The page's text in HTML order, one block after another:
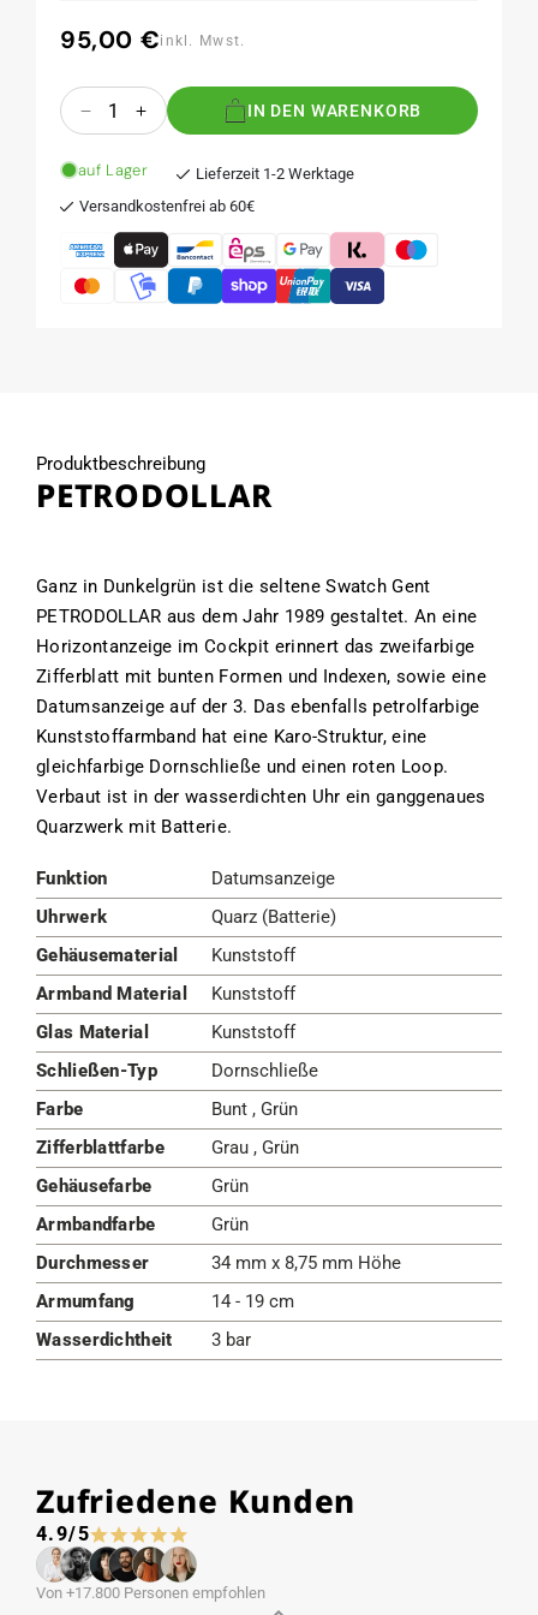
Normaler
95,00 €inkl. Mwst.
Anzahl
Verringere
Menge
für
Erhöhe
Menge
für
IN DEN WARENKORB
auf Lager
Lieferzeit 1-2 Werktage
Versandkostenfrei ab 60€
Produktbeschreibung
PETRODOLLAR
Ganz in Dunkelgrün ist die seltene Swatch Gent
PETRODOLLAR aus dem Jahr 1989 gestaltet. An eine
Horizontanzeige im Cockpit erinnert das zweifarbige
Zifferblatt mit bunten Formen und Indexen, sowie eine
Datumsanzeige auf der 3. Das ebenfalls petrolfarbige
Kunststoffarmband hat eine Karo-Struktur, eine
gleichfarbige Dornschließe und einen roten Loop.
Verbaut ist in der wasserdichten Uhr ein ganggenaues
Quarzwerk mit Batterie.
Funktion
Datumsanzeige
Uhrwerk
Quarz (Batterie)
Gehäusematerial
Kunststoff
Armband Material
Kunststoff
Glas Material
Kunststoff
Schließen-Typ
Dornschließe
Farbe
Bunt , Grün
Zifferblattfarbe
Grau , Grün
Gehäusefarbe
Grün
Armbandfarbe
Grün
Durchmesser
34 mm x 8,75 mm Höhe
Armumfang
14 - 19 cm
Wasserdichtheit
3 bar
Zufriedene Kunden
4.9/5
Von +17.800 Personen empfohlen